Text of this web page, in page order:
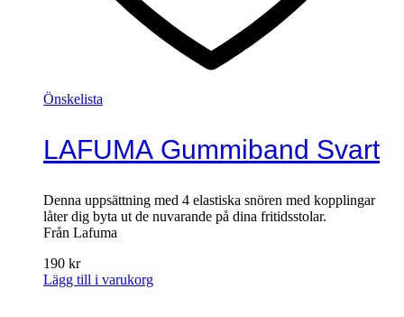
Önskelista
LAFUMA Gummiband Svart
Denna uppsättning med 4 elastiska snören med kopplingar
låter dig byta ut de nuvarande på dina fritidsstolar.
Från Lafuma
190 kr
Lägg till i varukorg